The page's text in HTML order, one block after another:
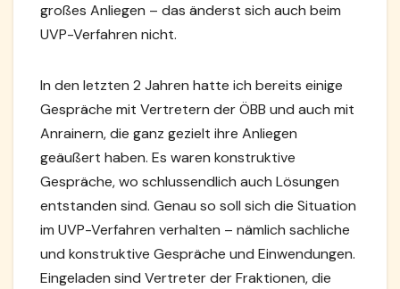
großes Anliegen – das änderst sich auch beim
UVP-Verfahren nicht.
In den letzten 2 Jahren hatte ich bereits einige
Gespräche mit Vertretern der ÖBB und auch mit
Anrainern, die ganz gezielt ihre Anliegen
geäußert haben. Es waren konstruktive
Gespräche, wo schlussendlich auch Lösungen
entstanden sind. Genau so soll sich die Situation
im UVP-Verfahren verhalten – nämlich sachliche
und konstruktive Gespräche und Einwendungen.
Eingeladen sind Vertreter der Fraktionen, die